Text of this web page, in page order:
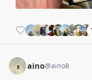
aino@aino8